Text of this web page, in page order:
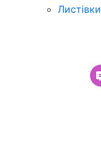
Листівки